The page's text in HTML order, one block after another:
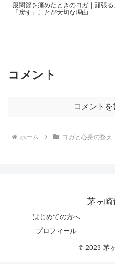
股関節を痛めたときのヨガ｜頑張る
「戻す」ことが大切な理由
コメント
コメントを
ホーム ヨガと心身の整え
茅ヶ崎
はじめての方へ
プロフィール
© 2023 茅